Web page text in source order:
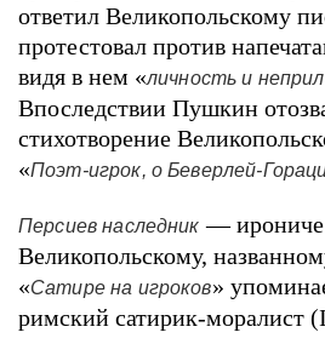
ответил Великопольскому
протестовал против
видя в нем «личность и
Впоследствии Пушкин
стихотворение
«Поэт-игрок, о Беверлей-
Персиев наследник —
Великопольскому,
«Сатире на игроков»
римский сатирик-моралист